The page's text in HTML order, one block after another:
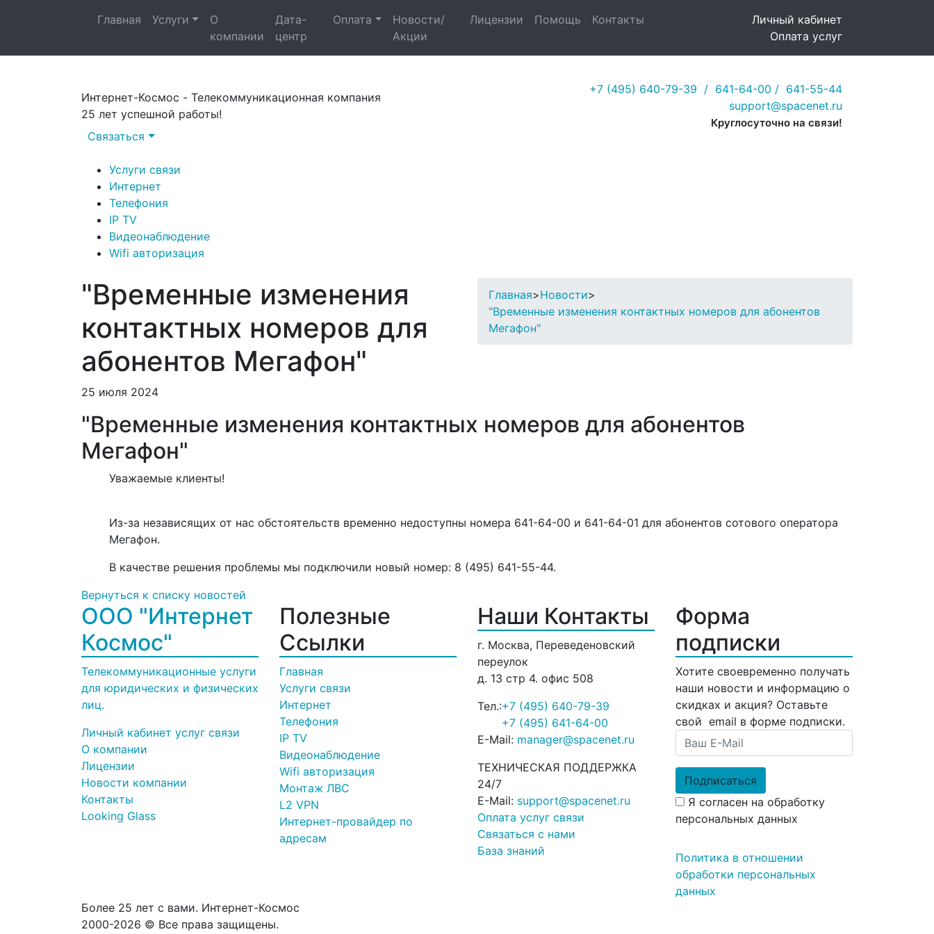
Главная Услуги
О
компании
Дата-
центр
Оплата
Новости/
Акции
Лицензии Помощь Контакты
Личный кабинет
Оплата услуг
Интернет-Космоc - Телекоммуникационная компания
25 лет успешной работы!
Связаться
+7 (495) 640-79-39 / 641-64-00 / 641-55-44
support@spacenet.ru
Круглосуточно на связи!
Услуги связи
Интернет
Телефония
IP TV
Видеонаблюдение
Wifi авторизация
"Временные изменения
контактных номеров для
абонентов Мегафон"
Главная>Новости>
"Временные изменения контактных номеров для абонентов
Мегафон"
25 июля 2024
"Временные изменения контактных номеров для абонентов
Мегафон"
Уважаемые клиенты!
Из-за независящих от нас обстоятельств временно недоступны номера 641-64-00 и 641-64-01 для абонентов сотового оператора
Мегафон.
В качестве решения проблемы мы подключили новый номер: 8 (495) 641-55-44.
Вернуться к списку новостей
ООО "Интернет
Космос"
Телекоммуникационные услуги
для юридических и физических
лиц.
Личный кабинет услуг связи
О компании
Лицензии
Новости компании
Контакты
Looking Glass
Полезные
Ссылки
Главная
Услуги связи
Интернет
Телефония
IP TV
Видеонаблюдение
Wifi авторизация
Монтаж ЛВС
L2 VPN
Интернет-провайдер по
адресам
Наши Контакты
г. Москва, Переведеновский
переулок
д. 13 стр 4. офис 508
Тел.:+7 (495) 640-79-39
+7 (495) 641-64-00
E-Mail: manager@spacenet.ru
ТЕХНИЧЕСКАЯ ПОДДЕРЖКА
24/7
E-Mail: support@spacenet.ru
Оплата услуг связи
Связаться с нами
База знаний
Форма
подписки
Хотите своевременно получать
наши новости и информацию о
скидках и акция? Оставьте
свой email в форме подписки.
Подписаться
Я согласен на обработку
персональных данных
Политика в отношении
обработки персональных
данных
Более 25 лет с вами. Интернет-Космос
2000-2026 © Все права защищены.